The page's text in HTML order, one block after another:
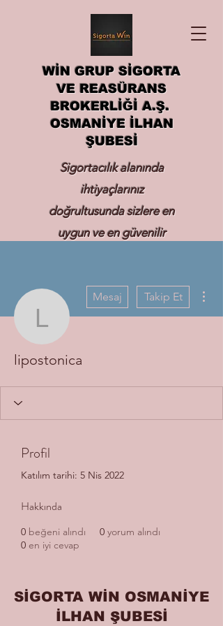
WİN GRUP SİGORTA
VE REASÜRANS
BROKERLİĞİ A.Ş.
OSMANİYE İLHAN
ŞUBESİ
Sigortacılık alanında
ihtiyaçlarınız
doğrultusunda sizlere en
uygun ve en güvenilir
lipostonica
Mesaj Takip Et
lipostonica
Profil
Katılım tarihi: 5 Nis 2022
Hakkında
0 beğeni alındı 0 yorum alındı
0 en iyi cevap
SİGORTA WİN OSMANİYE
İLHAN ŞUBESİ